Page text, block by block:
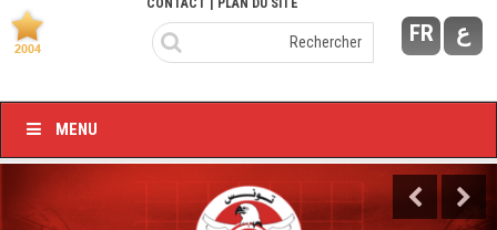
Ligue I – 2020/2021
Ligue I – 2019/2020
FR ع
CONTACT | PLAN DU SITE
MENU